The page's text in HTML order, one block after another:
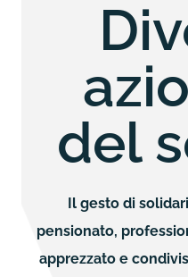
del
Il gesto di
pensionato,
apprezzato e